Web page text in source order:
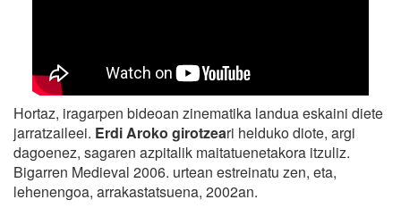
Hortaz, iragarpen bideoan zinematika landua eskaini diete
jarratzaileei. Erdi Aroko girotzeari helduko diote, argi
dagoenez, sagaren azpitalik maitatuenetakora itzuliz.
Bigarren Medieval 2006. urtean estreinatu zen, eta,
lehenengoa, arrakastatsuena, 2002an.